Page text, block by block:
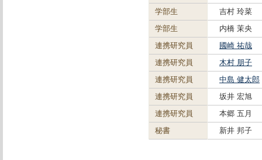
学部生
吉村 玲菜
学部生
内橋 茉央
連携研究員
國崎 祐哉
連携研究員
木村 朋子
連携研究員
中島 健太郎
連携研究員
坂井 宏旭
連携研究員
本郷 五月
秘書
新井 邦子